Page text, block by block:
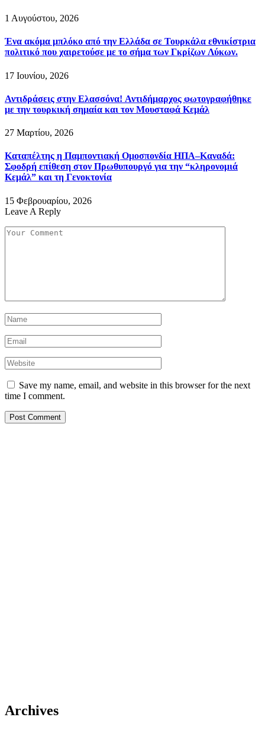
1 Αυγούστου, 2026
Ένα ακόμα μπλόκο από την Ελλάδα σε Τουρκάλα εθνικίστρια
πολιτικό που χαιρετούσε με το σήμα των Γκρίζων Λύκων.
17 Ιουνίου, 2026
Αντιδράσεις στην Ελασσόνα! Αντιδήμαρχος φωτογραφήθηκε
με την τουρκική σημαία και τον Μουσταφά Κεμάλ
27 Μαρτίου, 2026
Καταπέλτης η Παμποντιακή Ομοσπονδία ΗΠΑ–Καναδά:
Σφοδρή επίθεση στον Πρωθυπουργό για την “κληρονομιά
Κεμάλ” και τη Γενοκτονία
15 Φεβρουαρίου, 2026
Leave A Reply
Save my name, email, and website in this browser for the next
time I comment.
Archives